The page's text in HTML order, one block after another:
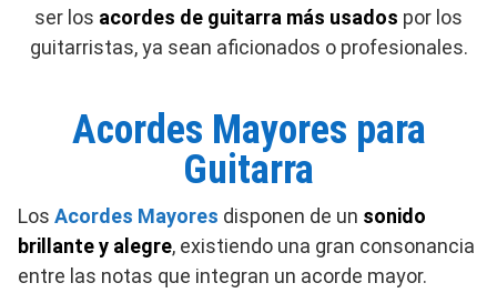
ser los acordes de guitarra más usados por los
guitarristas, ya sean aficionados o profesionales.
Acordes Mayores para
Guitarra
Los Acordes Mayores disponen de un sonido
brillante y alegre, existiendo una gran consonancia
entre las notas que integran un acorde mayor.